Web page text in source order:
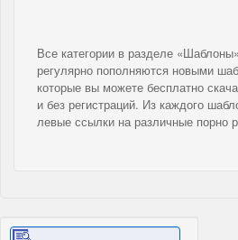
Все категории в разделе
регулярно пополняются новыми
которые вы можете бесплатно
и без регистраций. Из каждого
левые ссылки на различные порно